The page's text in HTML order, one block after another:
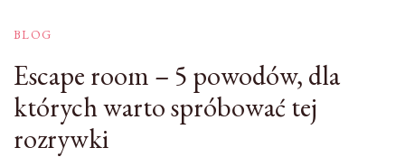
BLOG
Escape room – 5 powodów, dla
których warto spróbować tej
rozrywki